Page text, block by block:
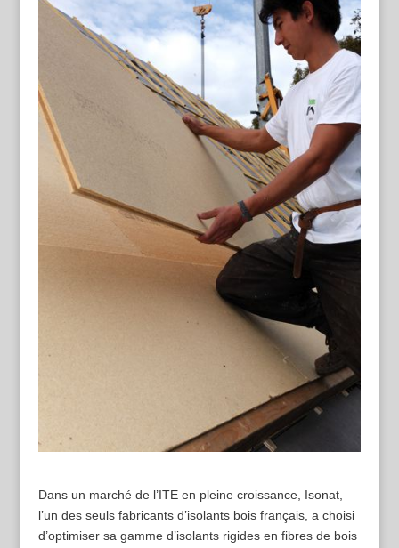
Dans un marché de l’ITE en pleine croissance, Isonat,
l’un des seuls fabricants d’isolants bois français, a choisi
d’optimiser sa gamme d’isolants rigides en fibres de bois